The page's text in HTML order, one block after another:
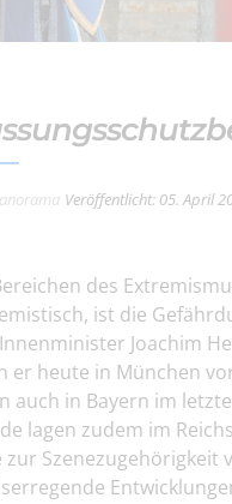
Veröffentlicht: 05. April
des
ist die
Joachim
er heute in München
auch in Bayern im
lagen zudem im
zur Szenezugehörigkeit